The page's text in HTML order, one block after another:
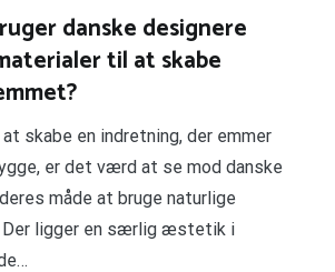
danske designere
til at skabe
at skabe en indretning, der emmer
er det værd at se mod danske
måde at bruge naturlige
Der ligger en særlig æstetik i